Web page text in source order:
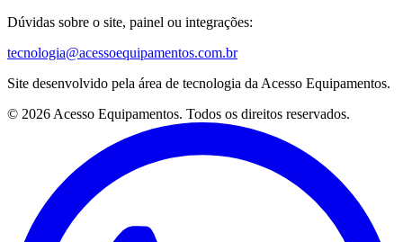
Dúvidas sobre o site, painel ou integrações:
tecnologia@acessoequipamentos.com.br
Site desenvolvido pela área de tecnologia da Acesso Equipamentos.
© 2026 Acesso Equipamentos. Todos os direitos reservados.